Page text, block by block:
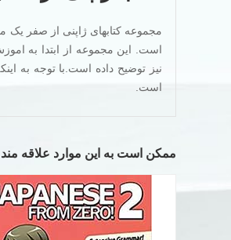
است. این مجموعه از ابتدا به
نیز توضیح داده است.با توجه به
است.
ممکن است به این موارد علاقه